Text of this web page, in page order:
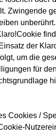
Zwingende
der
um die
für
Cookies /